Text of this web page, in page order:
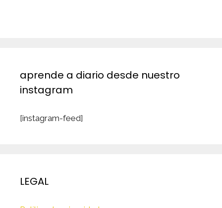
aprende a diario desde nuestro
instagram
[instagram-feed]
LEGAL